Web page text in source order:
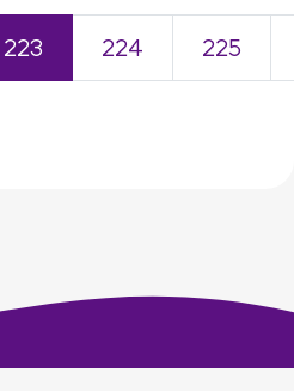
223 224 225